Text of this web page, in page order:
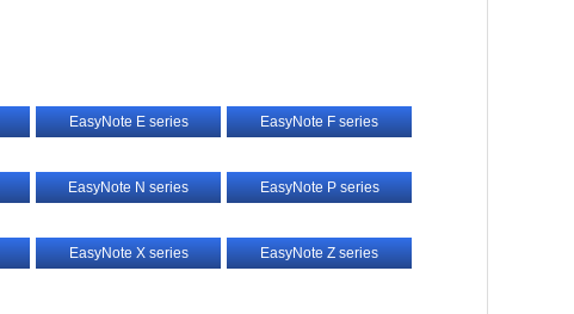
EasyNote E series EasyNote F series
EasyNote N series EasyNote P series
EasyNote X series EasyNote Z series